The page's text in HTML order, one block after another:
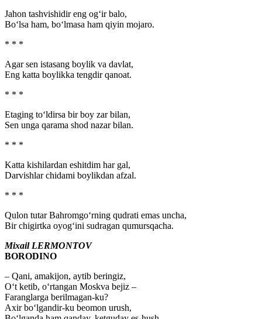
Jahon tashvishidir eng og‘ir balo,
Bo‘lsa ham, bo‘lmasa ham qiyin mojaro.
* * *
Agar sen istasang boylik va davlat,
Eng katta boylikka tengdir qanoat.
* * *
Etaging to‘ldirsa bir boy zar bilan,
Sen unga qarama shod nazar bilan.
* * *
Katta kishilardan eshitdim har gal,
Darvishlar chidami boylikdan afzal.
* * *
Qulon tutar Bahromgo‘rning qudrati emas uncha,
Bir chigirtka oyog‘ini sudragan qumursqacha.
Mixail LЕRMONTOV
BORODINO
– Qani, amakijon, aytib beringiz,
O‘t ketib, o‘rtangan Moskva bejiz –
Faranglarga berilmagan-ku?
Axir bo‘lgandir-ku beomon urush,